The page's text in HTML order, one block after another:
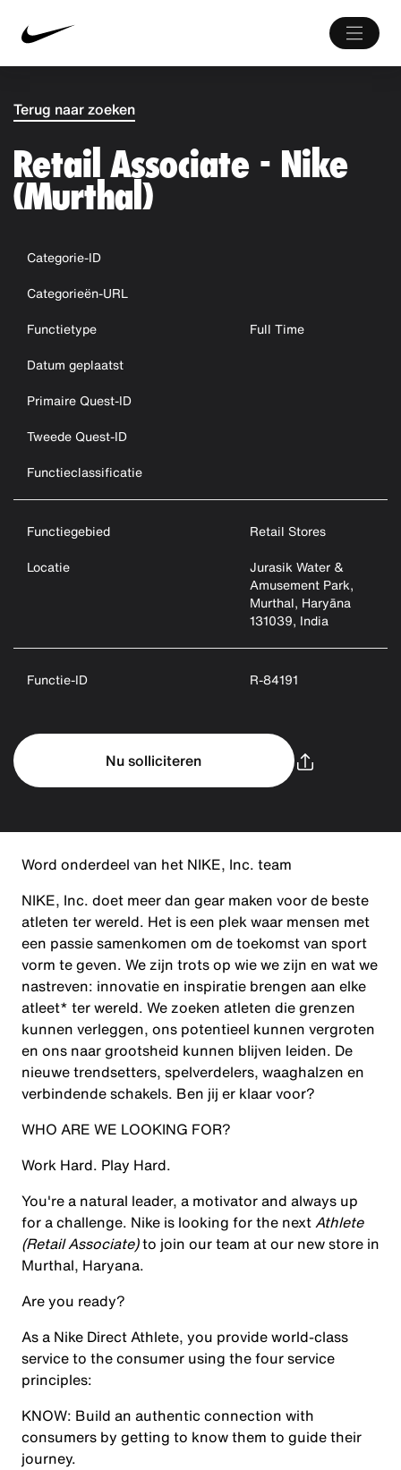
Terug naar zoeken
Retail Associate - Nike
(Murthal)
Categorie-ID
Categorieën-URL
Functietype
Full Time
Datum geplaatst
Primaire Quest-ID
Tweede Quest-ID
Functieclassificatie
Functiegebied
Retail Stores
Locatie
Jurasik Water &
Amusement Park,
Murthal, Haryāna
131039, India
Functie-ID R-84191
Nu solliciteren
Word onderdeel van het NIKE, Inc. team
NIKE, Inc. doet meer dan gear maken voor de beste
atleten ter wereld. Het is een plek waar mensen met
een passie samenkomen om de toekomst van sport
vorm te geven. We zijn trots op wie we zijn en wat we
nastreven: innovatie en inspiratie brengen aan elke
atleet* ter wereld. We zoeken atleten die grenzen
kunnen verleggen, ons potentieel kunnen vergroten
en ons naar grootsheid kunnen blijven leiden. De
nieuwe trendsetters, spelverdelers, waaghalzen en
verbindende schakels. Ben jij er klaar voor?
WHO ARE WE LOOKING FOR?
Work Hard. Play Hard.
You're a natural leader, a motivator and always up
for a challenge. Nike is looking for the nextAthlete
(Retail Associate)to join our team at our new store in
Murthal, Haryana.
Are you ready?
As a Nike DirectAthlete, you provide world-class
service to the consumer using the four service
principles:
KNOW: Build an authentic connection with
consumers by getting to know them to guide their
journey.